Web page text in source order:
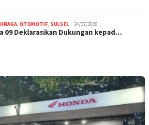
OTOMOTIF SULSEL 24/07/2026
09 Deklarasikan Dukungan kepad…